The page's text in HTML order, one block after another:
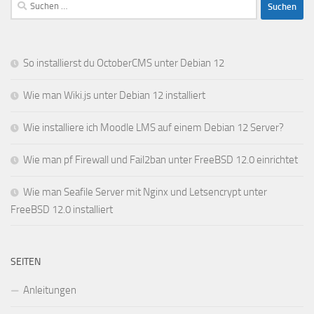
nach:
So installierst du OctoberCMS unter Debian 12
Wie man Wiki.js unter Debian 12 installiert
Wie installiere ich Moodle LMS auf einem Debian 12 Server?
Wie man pf Firewall und Fail2ban unter FreeBSD 12.0 einrichtet
Wie man Seafile Server mit Nginx und Letsencrypt unter
FreeBSD 12.0 installiert
SEITEN
Anleitungen